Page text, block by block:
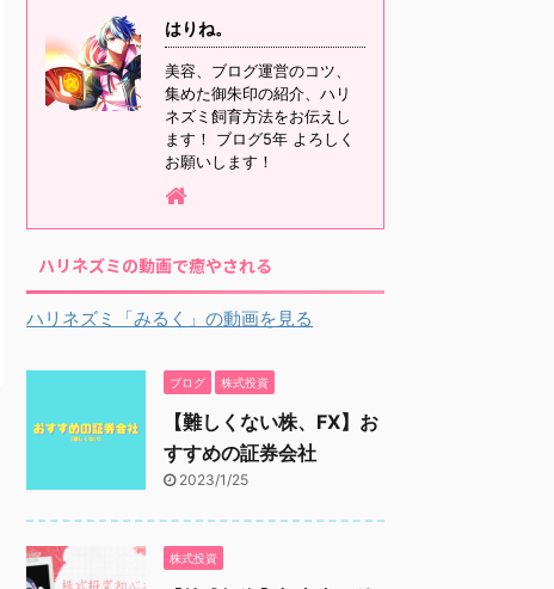
はりね。
美容、ブログ運営のコツ、
集めた御朱印の紹介、ハリ
ネズミ飼育方法をお伝えし
ます！ ブログ5年 よろしく
お願いします！
ハリネズミの動画で癒やされる
ハリネズミ「みるく」の動画を見る
ブログ 株式投資
【難しくない株、FX】お
すすめの証券会社
2023/1/25
株式投資